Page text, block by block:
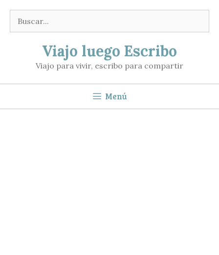
contenido
Buscar:
Viajo luego Escribo
Viajo para vivir, escribo para compartir
Menú